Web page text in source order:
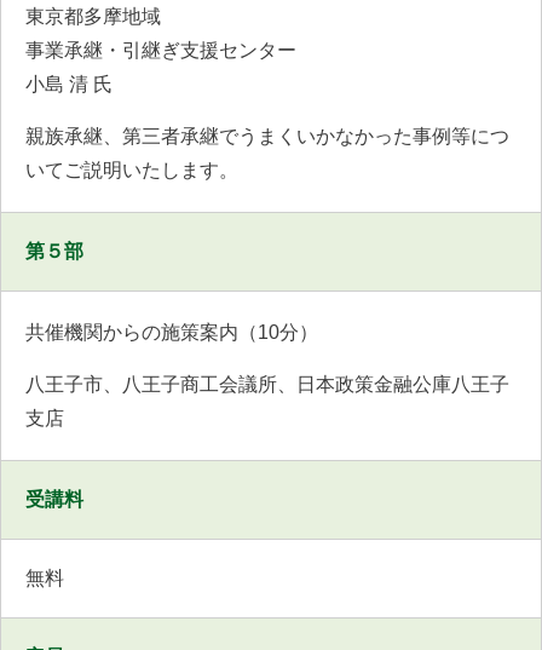
東京都多摩地域
事業承継・引継ぎ支援センター
小島 清 氏
親族承継、第三者承継でうまくいかなかった事例等につ
いてご説明いたします。
第５部
共催機関からの施策案内（10分）
八王子市、八王子商工会議所、日本政策金融公庫八王子
支店
受講料
無料